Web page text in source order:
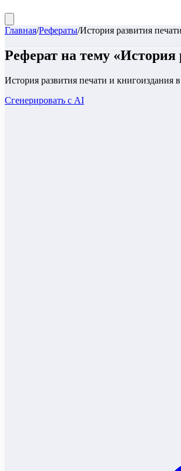
Главная/Рефераты/История развития
Реферат на тему «История
История развития печати и книгоиздания
Сгенерировать с AI